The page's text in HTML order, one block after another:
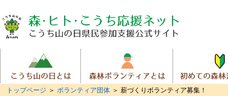
トップページ ＞ボランティア団体 ＞ 薪づくりボランティア募集！